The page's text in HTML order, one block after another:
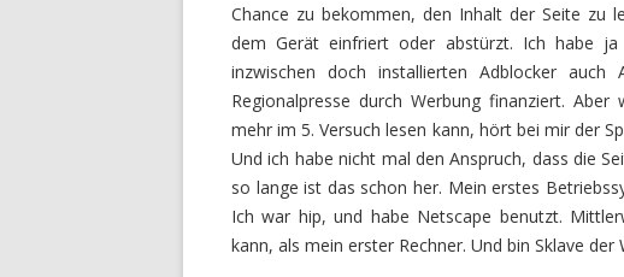
Chance zu bekommen, den Inhalt der Seite zu
dem Gerät einfriert oder abstürzt. Ich habe
inzwischen doch installierten Adblocker
Regionalpresse durch Werbung finanziert.
mehr im 5. Versuch lesen kann, hört bei mir der
Und ich habe nicht mal den Anspruch, dass die
so lange ist das schon her. Mein erstes
Ich war hip, und habe Netscape benutzt.
kann, als mein erster Rechner. Und bin Sklave der